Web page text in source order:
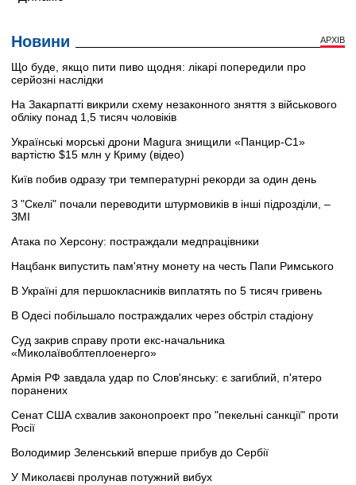
Новини АРХІВ
Що буде, якщо пити пиво щодня: лікарі попередили про
серйозні наслідки
На Закарпатті викрили схему незаконного зняття з військового
обліку понад 1,5 тисяч чоловіків
Українські морські дрони Magura знищили «Панцир-С1»
вартістю $15 млн у Криму (відео)
Київ побив одразу три температурні рекорди за один день
З "Скелі" почали переводити штурмовиків в інші підрозділи, –
ЗМІ
Атака по Херсону: постраждали медпрацівники
Нацбанк випустить пам'ятну монету на честь Папи Римського
В Україні для першокласників виплатять по 5 тисяч гривень
В Одесі побільшало постраждалих через обстріл стадіону
Суд закрив справу проти екс-начальника
«Миколаївоблтеплоенерго»
Армія РФ завдала удар по Слов'янську: є загиблий, п'ятеро
поранених
Сенат США схвалив законопроект про "пекельні санкції" проти
Росії
Володимир Зеленський вперше прибув до Сербії
У Миколаєві пролунав потужний вибух